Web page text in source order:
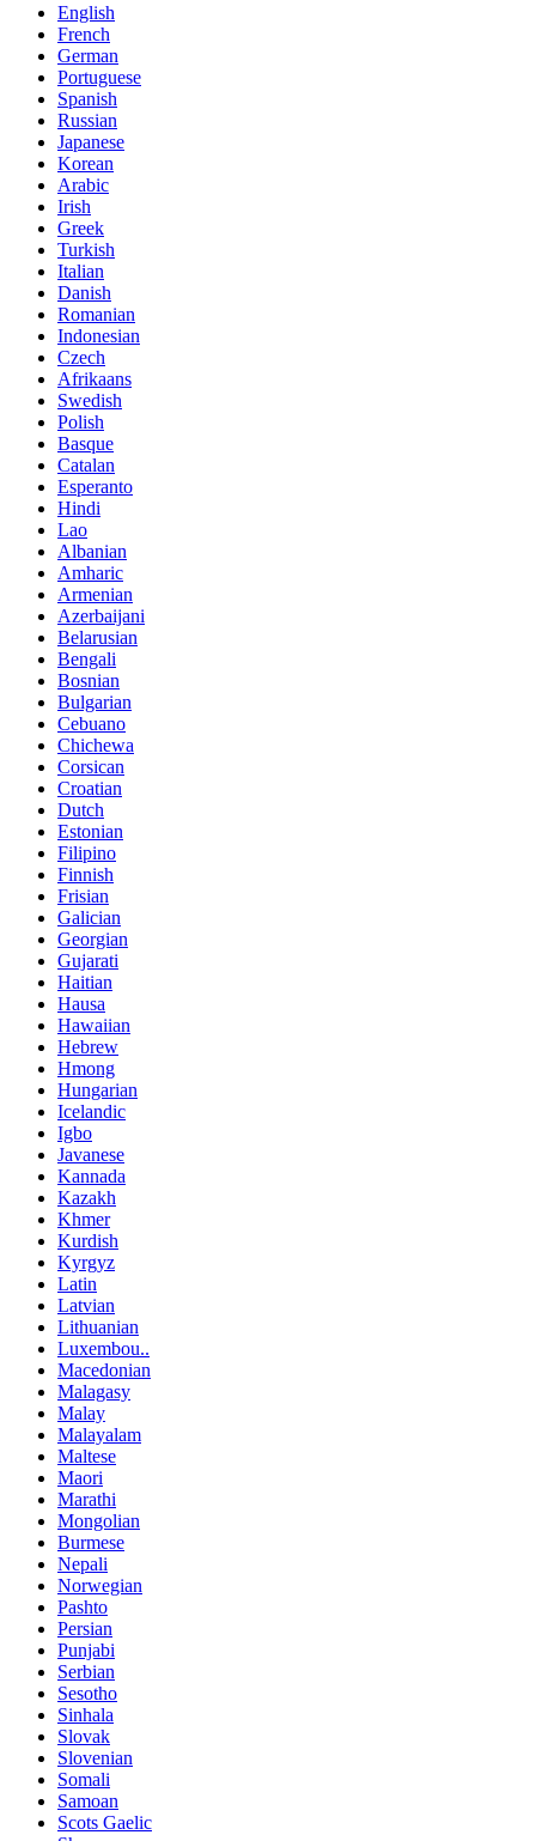
English
French
German
Portuguese
Spanish
Russian
Japanese
Korean
Arabic
Irish
Greek
Turkish
Italian
Danish
Romanian
Indonesian
Czech
Afrikaans
Swedish
Polish
Basque
Catalan
Esperanto
Hindi
Lao
Albanian
Amharic
Armenian
Azerbaijani
Belarusian
Bengali
Bosnian
Bulgarian
Cebuano
Chichewa
Corsican
Croatian
Dutch
Estonian
Filipino
Finnish
Frisian
Galician
Georgian
Gujarati
Haitian
Hausa
Hawaiian
Hebrew
Hmong
Hungarian
Icelandic
Igbo
Javanese
Kannada
Kazakh
Khmer
Kurdish
Kyrgyz
Latin
Latvian
Lithuanian
Luxembou..
Macedonian
Malagasy
Malay
Malayalam
Maltese
Maori
Marathi
Mongolian
Burmese
Nepali
Norwegian
Pashto
Persian
Punjabi
Serbian
Sesotho
Sinhala
Slovak
Slovenian
Somali
Samoan
Scots Gaelic